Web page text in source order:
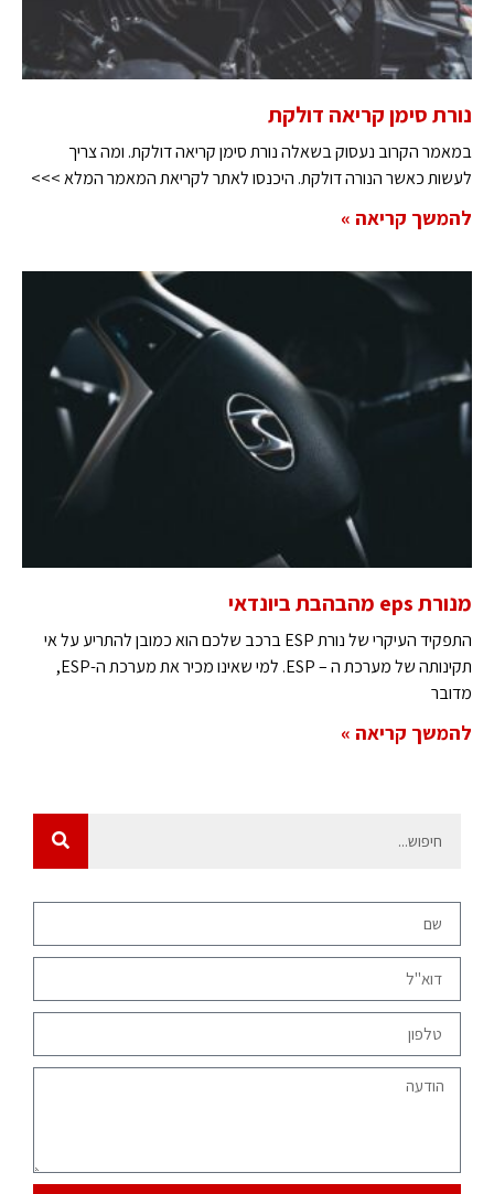
נורת סימן קריאה דולקת
במאמר הקרוב נעסוק בשאלה נורת סימן קריאה דולקת. ומה צריך
לעשות כאשר הנורה דולקת. היכנסו לאתר לקריאת המאמר המלא >>>
להמשך קריאה »
מנורת eps מהבהבת ביונדאי
התפקיד העיקרי של נורת ESP ברכב שלכם הוא כמובן להתריע על אי
תקינותה של מערכת ה – ESP. למי שאינו מכיר את מערכת ה-ESP,
מדובר
להמשך קריאה »